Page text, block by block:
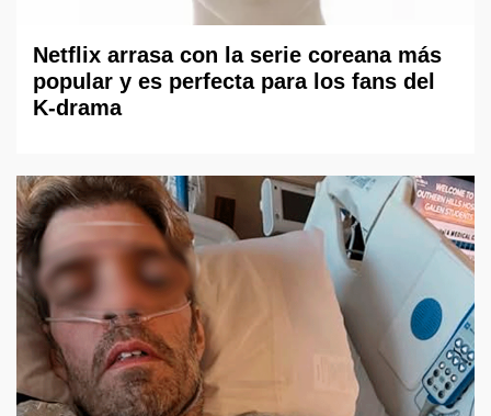
Netflix arrasa con la serie coreana más
popular y es perfecta para los fans del
K-drama